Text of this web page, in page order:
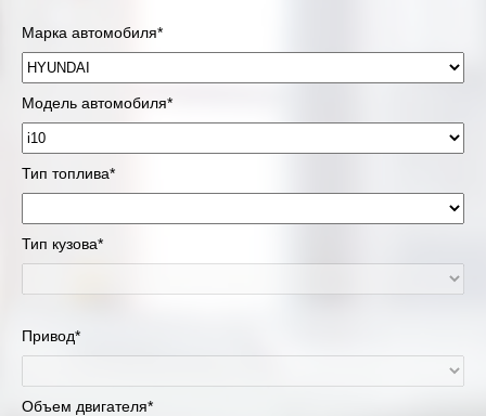
Марка автомобиля*
Модель автомобиля*
Тип топлива*
Тип кузова*
Привод*
Объем двигателя*